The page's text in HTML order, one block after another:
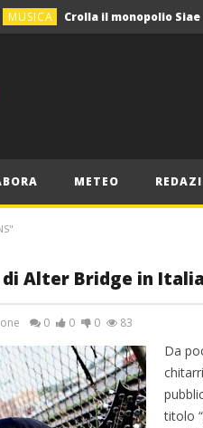
MUSICA
MUSICA METEO
Alter Bridge in
0 0 0 83
Da
titolo